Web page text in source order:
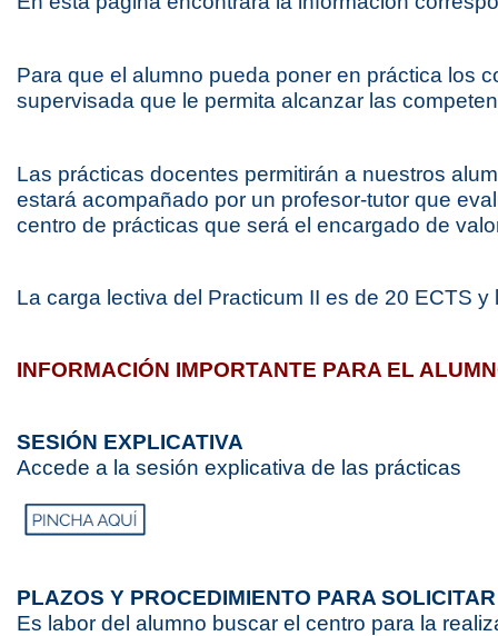
Centros
Máster
Docente
Máster
Máster
Máster
Para que el alumno pueda poner en práctica los
supervisada que le permita alcanzar las
Las prácticas docentes permitirán a nuestros
estará acompañado por un profesor-tutor que
centro de prácticas que será el encargado de
La carga lectiva del Practicum II es de 20 ECTS
INFORMACIÓN IMPORTANTE PARA EL
SESIÓN EXPLICATIVA
Accede a la sesión explicativa de las prácticas
PLAZOS Y PROCEDIMIENTO PARA
Es labor del alumno buscar el centro para la